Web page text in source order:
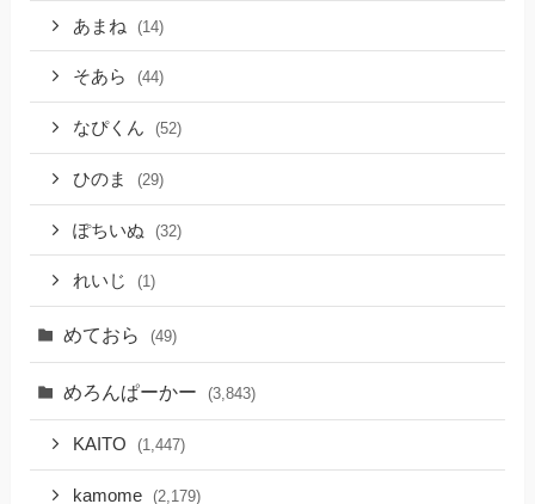
あまね (14)
そあら (44)
なぴくん (52)
ひのま (29)
ぽちいぬ (32)
れいじ (1)
めておら (49)
めろんぱーかー (3,843)
KAITO (1,447)
kamome (2,179)